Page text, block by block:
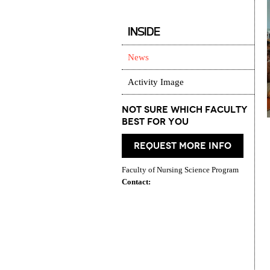
INSIDE
News
Activity Image
Not Sure which Faculty
best for you
request more info
Faculty of Nursing Science Program
Contact: